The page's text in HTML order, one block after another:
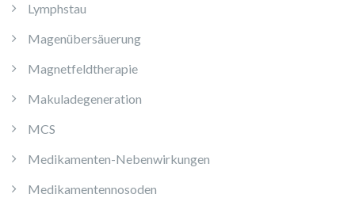
Lymphstau
Magenübersäuerung
Magnetfeldtherapie
Makuladegeneration
MCS
Medikamenten-Nebenwirkungen
Medikamentennosoden